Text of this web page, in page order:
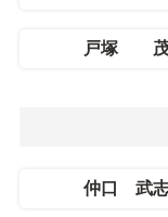
戸塚
仲口 武